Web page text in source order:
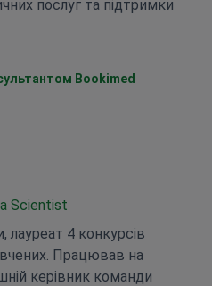
послуг та підтримки
Bookimed
Scientist
лауреат 4 конкурсів
Працював на
керівник команди